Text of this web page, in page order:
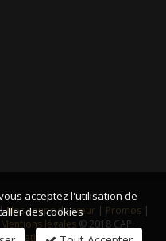
Nos coups de cœur | Promos |
Mentions légales © 2018 CAP
Réalisation Bexter
acceptez l'utilisation de
des cookies